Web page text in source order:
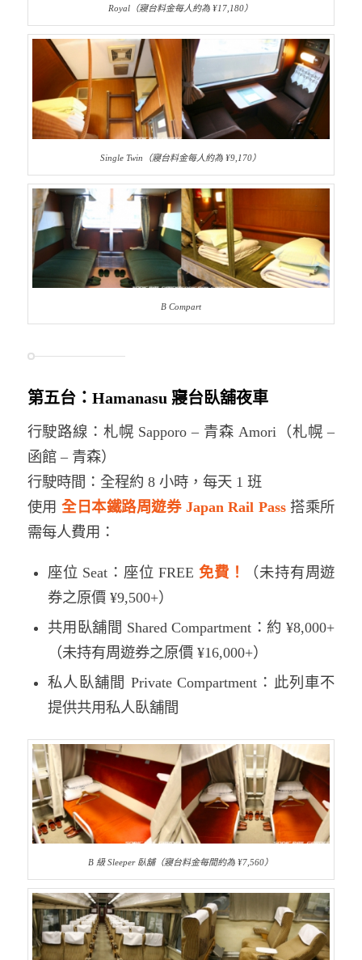
Royal（寢台料金每人約為 ¥17,180）
Single Twin（寢台料金每人約為 ¥9,170）
B Compart
第五台：Hamanasu 寢台臥舖夜車
行駛路線：札幌 Sapporo – 青森 Amori（札幌 –
函館 – 青森）
行駛時間：全程約 8 小時，每天 1 班
使用全日本鐵路周遊券 Japan Rail Pass搭乘所
需每人費用：
座位 Seat：座位 FREE免費！
（未持有周遊
券之原價 ¥9,500+）
共用臥舖間 Shared Compartment：約 ¥8,000+
（未持有周遊券之原價 ¥16,000+）
私人臥舖間 Private Compartment：此列車不
提供共用私人臥舖間
B 級 Sleeper 臥舖（寢台料金每間約為 ¥7,560）